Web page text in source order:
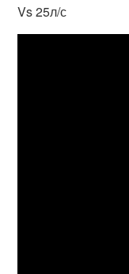
Vs 25л/с